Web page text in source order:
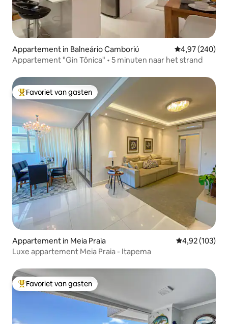
Appartement in Balneário Camboriú Gemiddelde
4,97 (240)
Appartement "Gin Tônica" • 5 minuten naar het strand
Topfavoriet van gasten
Favoriet van gasten
Appartement in Meia Praia Gemiddelde
4,92 (103)
Luxe appartement Meia Praia - Itapema
Topfavoriet van gasten
Favoriet van gasten